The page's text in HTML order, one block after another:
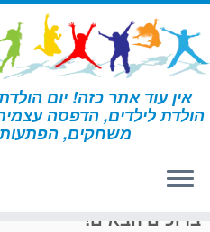
דלג
לתוכן
אין עוד אתר כזה! יום
הולדת לילדים, הדפסה
משחקים, דף הבית » יצירה » דינוזאור מצלחת
ברוכים הבאים!